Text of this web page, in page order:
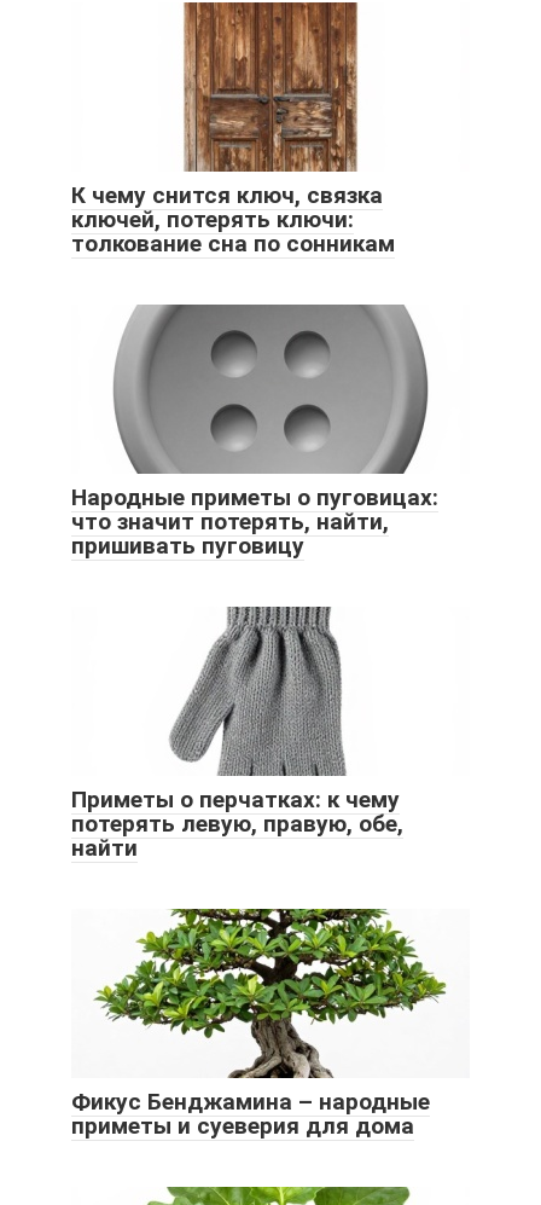
К чему снится ключ, связка
ключей, потерять ключи:
толкование сна по сонникам
Народные приметы о пуговицах:
что значит потерять, найти,
пришивать пуговицу
Приметы о перчатках: к чему
потерять левую, правую, обе,
найти
Фикус Бенджамина – народные
приметы и суеверия для дома